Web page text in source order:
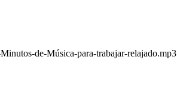
de-Música-para-trabajar-relajado.mp3